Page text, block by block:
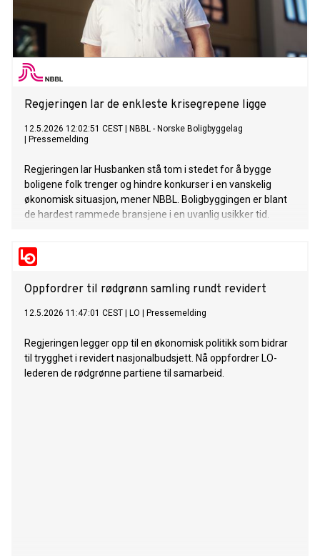
Regjeringen lar de enkleste krisegrepene ligge
12.5.2026 12:02:51 CEST
NBBL - Norske Boligbyggelag
Pressemelding
Regjeringen lar Husbanken stå tom i stedet for å bygge
boligene folk trenger og hindre konkurser i en vanskelig
økonomisk situasjon, mener NBBL. Boligbyggingen er blant
de hardest rammede bransjene i en uvanlig usikker tid.
Oppfordrer til rødgrønn samling rundt revidert
12.5.2026 11:47:01 CEST LO Pressemelding
Regjeringen legger opp til en økonomisk politikk som bidrar
til trygghet i revidert nasjonalbudsjett. Nå oppfordrer LO-
lederen de rødgrønne partiene til samarbeid.